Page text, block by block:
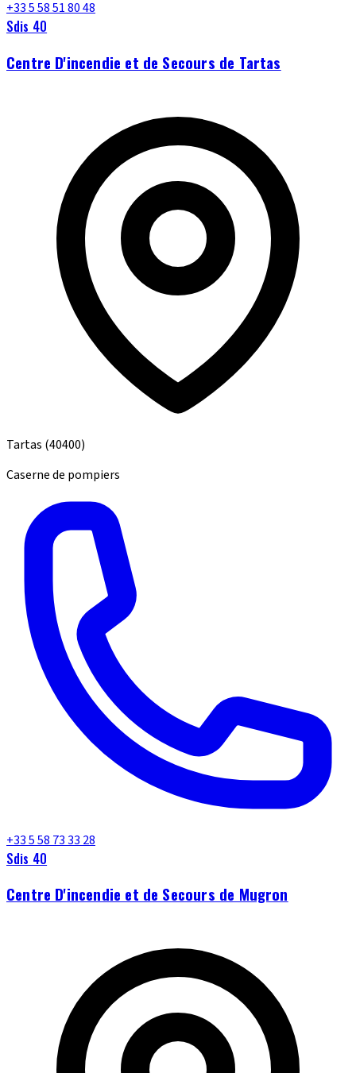
+33 5 58 51 80 48
Sdis 40
Centre D'incendie et de Secours de Tartas
Tartas (40400)
Caserne de pompiers
+33 5 58 73 33 28
Sdis 40
Centre D'incendie et de Secours de Mugron